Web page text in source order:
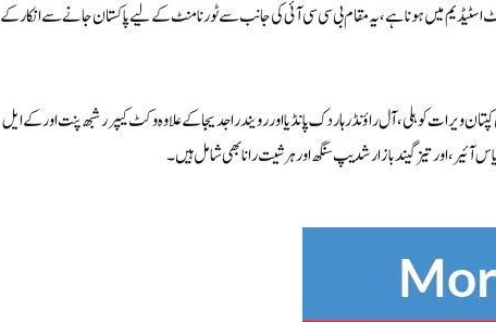
انٹرنیشنل کرکٹ اسٹیڈیم میں ہونا ہے، یہ مقام بی سی سی آئی کی جانب سے ٹورنامنٹ کے لیے پاکستان جانے سے انکار کے
ویرات کوہلی، آل راؤنڈر ہاردک پانڈیا اور رویندرا جدیجا کے علاوہ وکٹ کیپر رشبھ پنت اور کے ایل
اور تیز گیند باز ارشدیپ سنگھ اور ہرشیت رانا بھی شامل ہیں۔